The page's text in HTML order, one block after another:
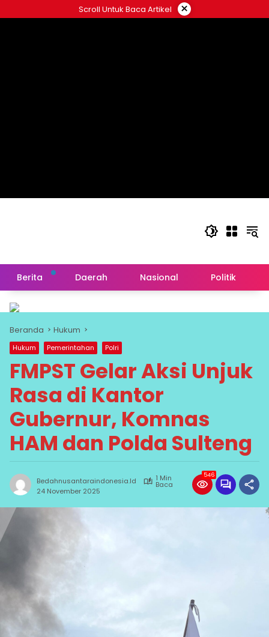
ke
Scroll Untuk Baca Artikel ×
Berita Daerah Nasional Politik
Beranda Hukum
Hukum Pemerintahan Polri
FMPST Gelar Aksi Unjuk
Rasa di Kantor
Gubernur, Komnas
HAM dan Polda Sulteng
Bedahnusantaraindonesia.id 1 Min
Baca
24 November 2025
546